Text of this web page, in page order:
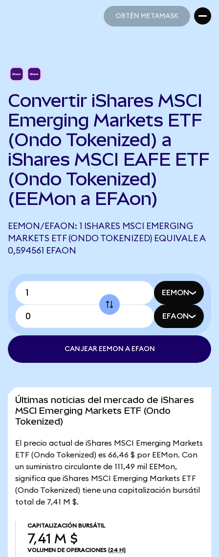
OBTÉN METAMASK
Convertir iShares MSCI
Emerging Markets ETF
(Ondo Tokenized) a
iShares MSCI EAFE ETF
(Ondo Tokenized)
(EEMon a EFAon)
EEMON/EFAON: 1 ISHARES MSCI EMERGING
MARKETS ETF (ONDO TOKENIZED) EQUIVALE A
0,594561 EFAON
EEMON
EFAON
CANJEAR EEMON A EFAON
Últimas noticias del mercado de iShares
MSCI Emerging Markets ETF (Ondo
Tokenized)
El precio actual de iShares MSCI Emerging Markets
ETF (Ondo Tokenized) es 66,46 $ por EEMon. Con
un suministro circulante de 111,49 mil EEMon,
significa que iShares MSCI Emerging Markets ETF
(Ondo Tokenized) tiene una capitalización bursátil
total de 7,41 M $.
CAPITALIZACIÓN BURSÁTIL
7,41 M $
VOLUMEN DE OPERACIONES (24 H)